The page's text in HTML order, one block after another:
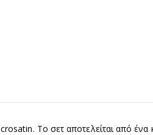
Το σετ αποτελείται από ένα